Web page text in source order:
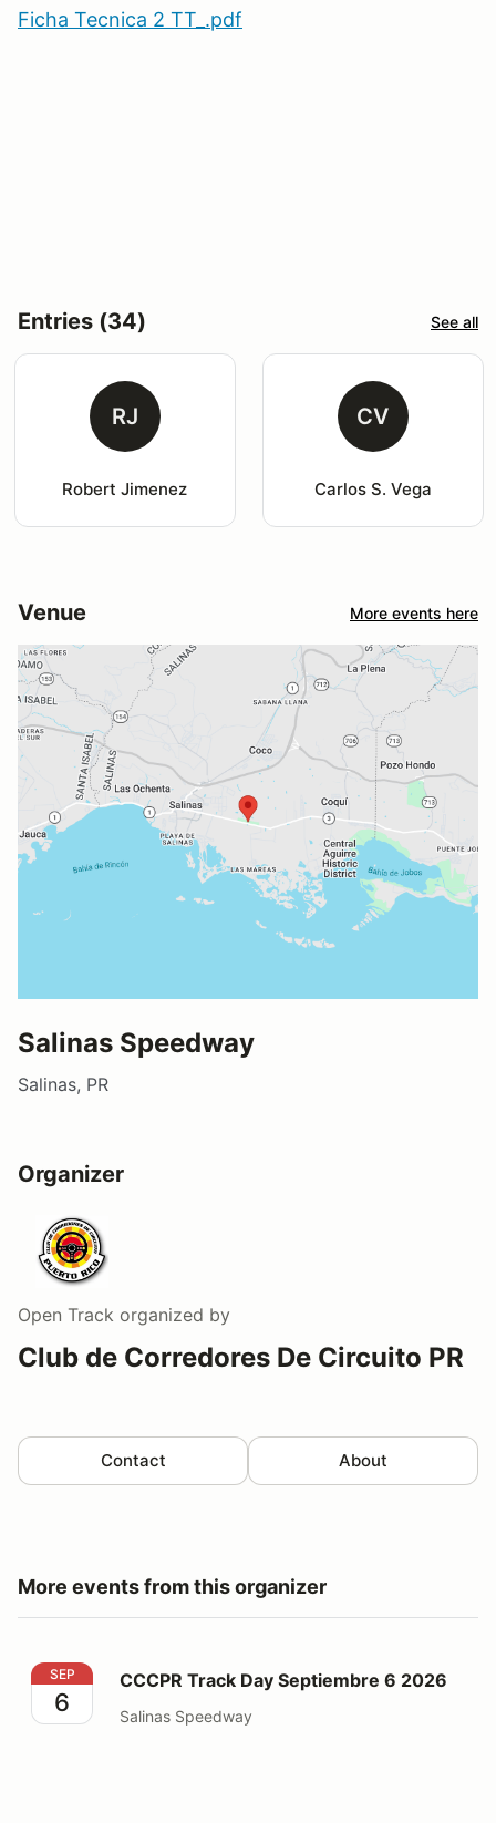
Ficha Tecnica 2 TT_.pdf
Entries (34) See all
RJ
Robert Jimenez
CV
Carlos S. Vega
Venue More events here
Salinas Speedway
Salinas, PR
Organizer
Open Track organized by
Club de Corredores De Circuito PR
Contact About
More events from this organizer
CCCPR Track Day Septiembre 6 2026
SEP
6
CCCPR Track Day Septiembre 6 2026
Salinas Speedway